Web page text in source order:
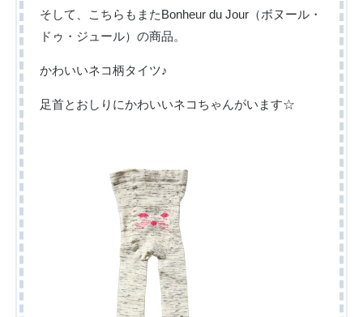
そして、こちらもまたBonheur du Jour（ボヌール・
ドゥ・ジュール）の商品。
かわいいネコ柄タイツ♪
足首とおしりにかわいいネコちゃんがいます☆